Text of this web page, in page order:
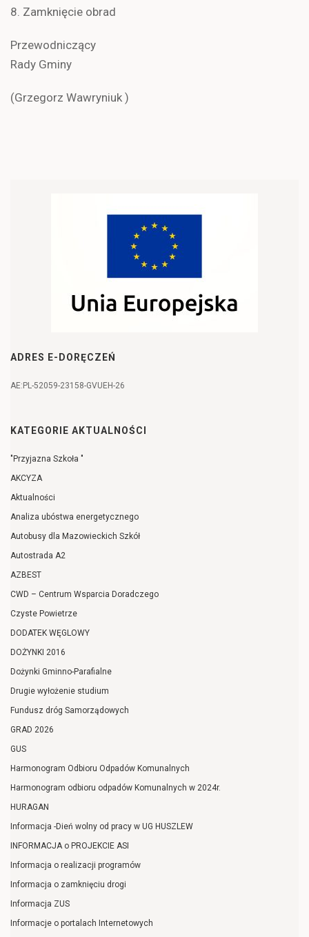
8. Zamknięcie obrad
Przewodniczący
Rady Gminy
(Grzegorz Wawryniuk )
ADRES E-DORĘCZEŃ
AE:PL-52059-23158-GVUEH-26
KATEGORIE AKTUALNOŚCI
"Przyjazna Szkoła "
AKCYZA
Aktualności
Analiza ubóstwa energetycznego
Autobusy dla Mazowieckich Szkół
Autostrada A2
AZBEST
CWD – Centrum Wsparcia Doradczego
Czyste Powietrze
DODATEK WĘGLOWY
DOŻYNKI 2016
Dożynki Gminno-Parafialne
Drugie wyłożenie studium
Fundusz dróg Samorządowych
GRAD 2026
GUS
Harmonogram Odbioru Odpadów Komunalnych
Harmonogram odbioru odpadów Komunalnych w 2024r.
HURAGAN
Informacja -Dień wolny od pracy w UG HUSZLEW
INFORMACJA o PROJEKCIE ASI
Informacja o realizacji programów
Informacja o zamknięciu drogi
Informacja ZUS
Informacje o portalach Internetowych